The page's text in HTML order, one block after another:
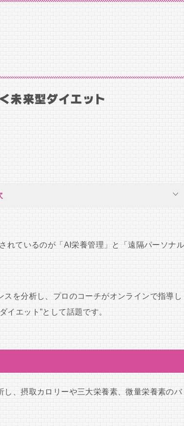
未来型ダイエット
れているのが「AI栄養管理」と「遠隔パーソナル
を分析し、プロのコーチがオンラインで指導し
イエット”として話題です。
、摂取カロリーや三大栄養素、微量栄養素のバ